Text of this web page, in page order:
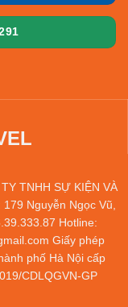
TNHH SỰ KIỆN VÀ
Nguyễn Ngọc Vũ,
Hotline:
Giấy phép
phố Hà Nội cấp
CDLQGVN-GP